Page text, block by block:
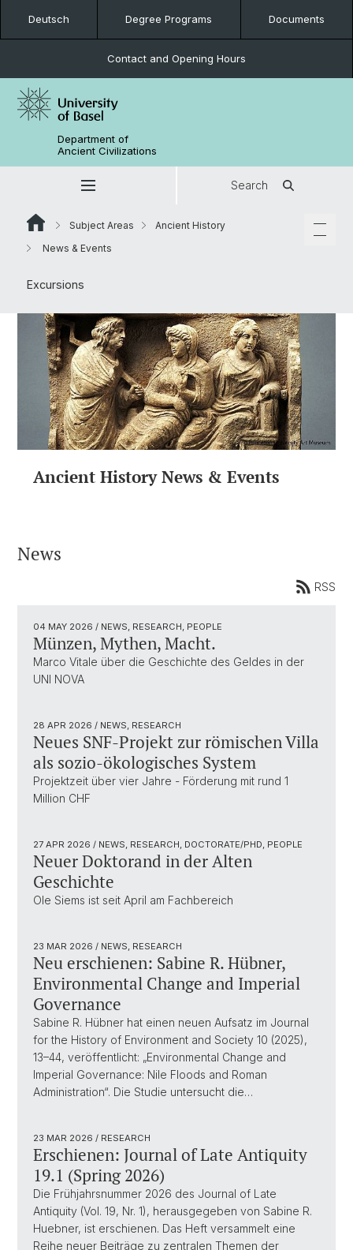
Deutsch Degree Programs Documents
Contact and Opening Hours
Department of
Ancient Civilizations
Search
Subject Areas
Ancient History
News & Events
Excursions
Ancient History News & Events
News
RSS
04 MAY 2026 / NEWS, RESEARCH, PEOPLE
Münzen, Mythen, Macht.
Marco Vitale über die Geschichte des Geldes in der
UNI NOVA
28 APR 2026 / NEWS, RESEARCH
Neues SNF-Projekt zur römischen Villa
als sozio-ökologisches System
Projektzeit über vier Jahre - Förderung mit rund 1
Million CHF
27 APR 2026 / NEWS, RESEARCH, DOCTORATE/PHD, PEOPLE
Neuer Doktorand in der Alten
Geschichte
Ole Siems ist seit April am Fachbereich
23 MAR 2026 / NEWS, RESEARCH
Neu erschienen: Sabine R. Hübner,
Environmental Change and Imperial
Governance
Sabine R. Hübner hat einen neuen Aufsatz im Journal
for the History of Environment and Society 10 (2025),
13–44, veröffentlicht: „Environmental Change and
Imperial Governance: Nile Floods and Roman
Administration“. Die Studie untersucht die…
23 MAR 2026 / RESEARCH
Erschienen: Journal of Late Antiquity
19.1 (Spring 2026)
Die Frühjahrsnummer 2026 des Journal of Late
Antiquity (Vol. 19, Nr. 1), herausgegeben von Sabine R.
Huebner, ist erschienen. Das Heft versammelt eine
Reihe neuer Beiträge zu zentralen Themen der